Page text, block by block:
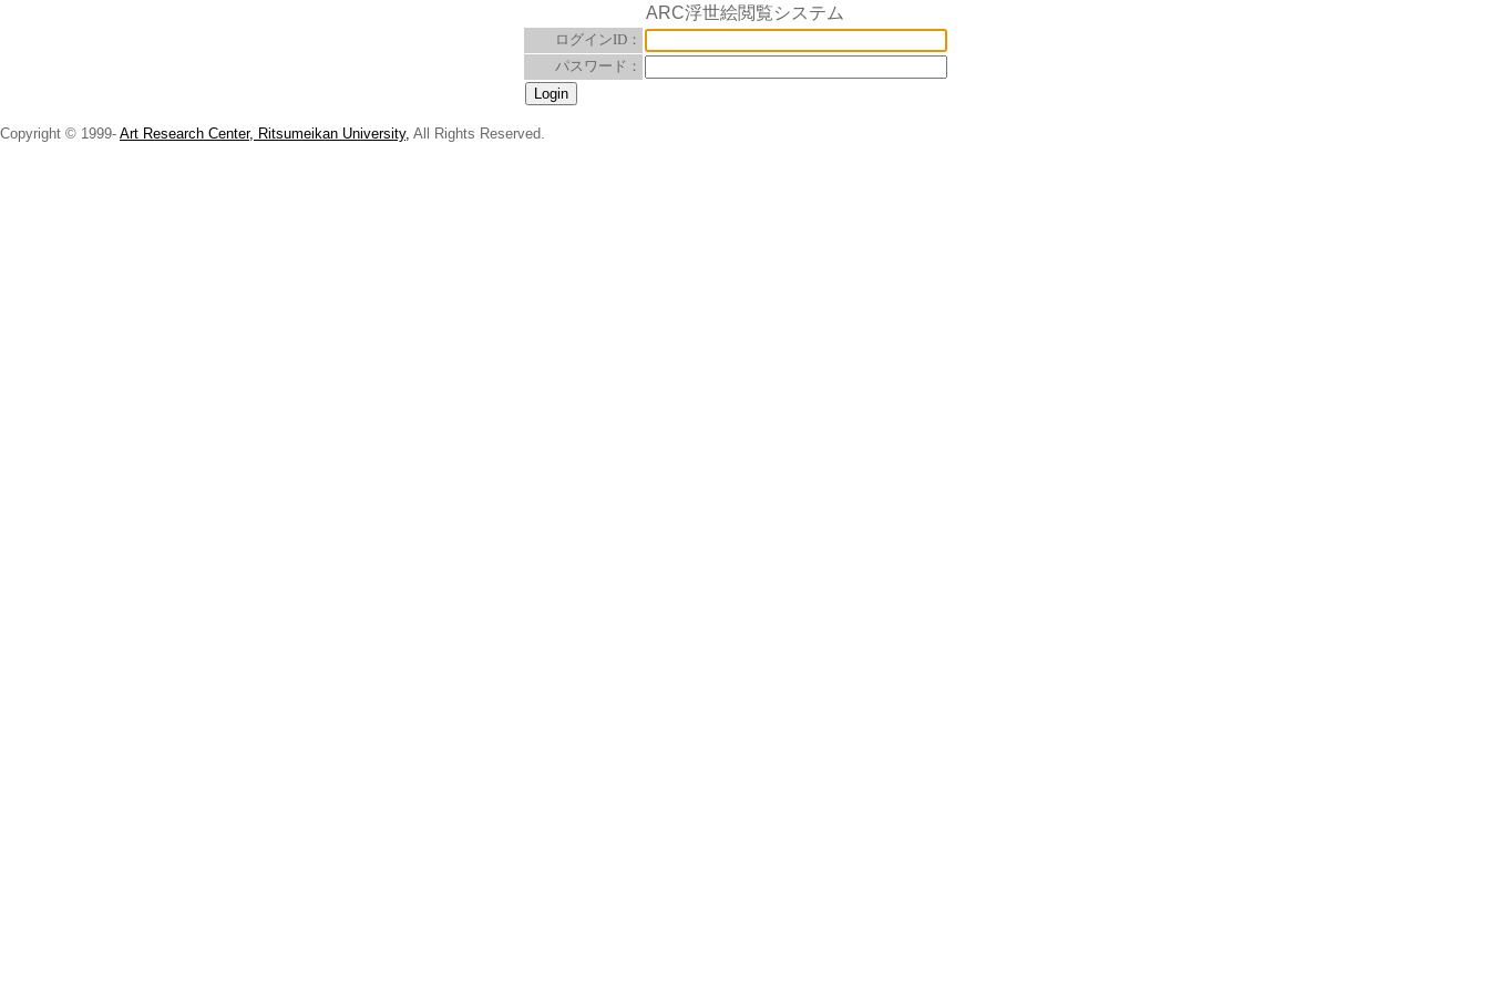
ARC浮世絵閲覧システム
ログインID：
パスワード：
Copyright © 1999- Art Research Center, Ritsumeikan University, All Rights Reserved.